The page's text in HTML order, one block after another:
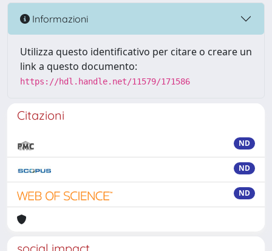
Informazioni
Utilizza questo identificativo per citare o creare un
link a questo documento:
https://hdl.handle.net/11579/171586
Citazioni
ND
ND
ND